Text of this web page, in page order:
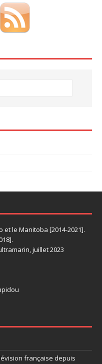
le Manitoba [2014-2021].
juillet 2023
française depuis